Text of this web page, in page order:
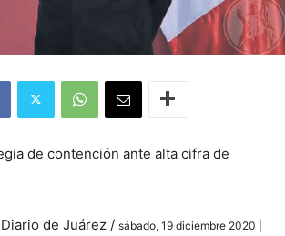
de contención ante alta cifra de
de Juárez / sábado, 19 diciembre 2020 |